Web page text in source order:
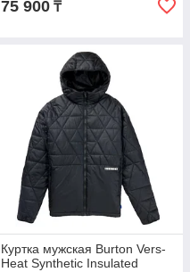
75 900 ₸
Куртка мужская Burton Vers-
Heat Synthetic Insulated